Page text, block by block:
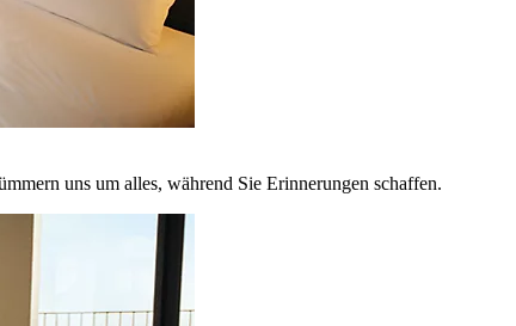
uns um alles, während Sie Erinnerungen schaffen.